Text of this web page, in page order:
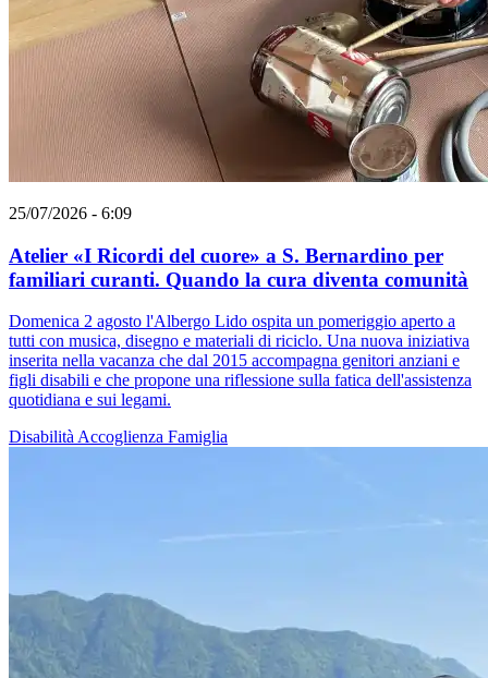
25/07/2026 - 6:09
Atelier «I Ricordi del cuore» a S. Bernardino per
familiari curanti. Quando la cura diventa comunità
Domenica 2 agosto l'Albergo Lido ospita un pomeriggio aperto a
tutti con musica, disegno e materiali di riciclo. Una nuova iniziativa
inserita nella vacanza che dal 2015 accompagna genitori anziani e
figli disabili e che propone una riflessione sulla fatica dell'assistenza
quotidiana e sui legami.
Disabilità Accoglienza Famiglia